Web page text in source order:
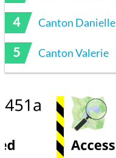
4 Canton Danielle
5 Canton Valerie